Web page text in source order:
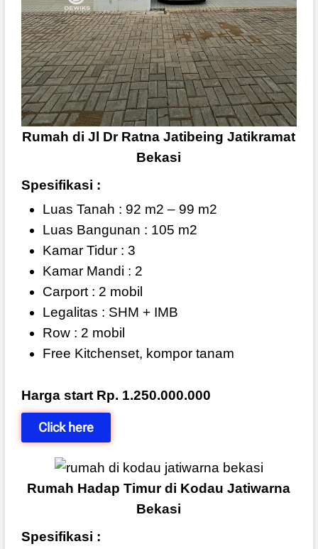
Rumah di Jl Dr Ratna Jatibeing Jatikramat
Bekasi
Spesifikasi :
Luas Tanah : 92 m2 – 99 m2
Luas Bangunan : 105 m2
Kamar Tidur : 3
Kamar Mandi : 2
Carport : 2 mobil
Legalitas : SHM + IMB
Row : 2 mobil
Free Kitchenset, kompor tanam
Harga start Rp. 1.250.000.000
Click here
Rumah Hadap Timur di Kodau Jatiwarna
Bekasi
Spesifikasi :